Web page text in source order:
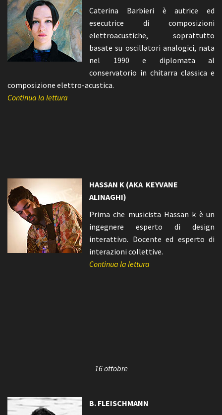
Caterina Barbieri è autrice ed
esecutrice di composizioni
elettroacustiche, soprattutto
basate su oscillatori analogici, nata
nel 1990 e diplomata al
conservatorio in chitarra classica e
composizione elettro-acustica.
Continua la lettura
HASSAN K (AKA KEYVANE
ALINAGHI)
Prima che musicista Hassan k è un
ingegnere esperto di design
interattivo. Docente ed esperto di
interazioni collettive.
Continua la lettura
16 ottobre
B. FLEISCHMANN